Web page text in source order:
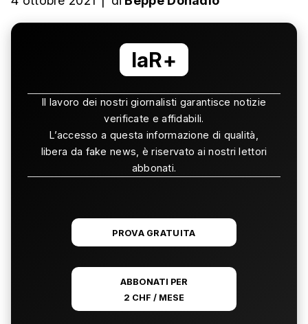
laR+
Il lavoro dei nostri giornalisti garantisce notizie
verificate e affidabili.
L’accesso a questa informazione di qualità,
libera da fake news, è riservato ai nostri lettori
abbonati.
PROVA GRATUITA
ABBONATI PER
2 CHF / MESE